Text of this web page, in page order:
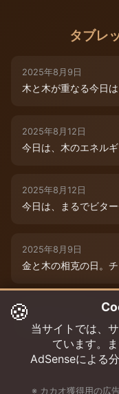
タブレ
2025年8月9日
木と木が重なる今日
2025年8月12日
今日は、木のエネル
2025年8月12日
今日は、まるでビタ
2025年8月9日
金と木の相克の日。
2025年8月12日
本日は、木のエネル
🍪
当サイトでは、
ています。
AdSenseによる
※ カカオ獲得用の広